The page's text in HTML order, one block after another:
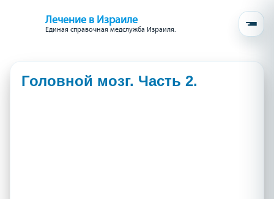
Лечение в Израиле
Единая справочная медслужба Израиля.
Головной мозг. Часть 2.